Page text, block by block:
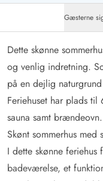
Gæsterne
Dette skønne
og venlig indretning.
på en dejlig
Feriehuset har plads
sauna samt brændeovn.
Skønt sommerhus med
I dette skønne
badeværelse, et